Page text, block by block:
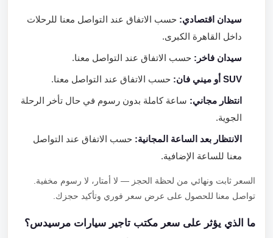
سيدان اقتصادي:حسب الاتفاق عند التواصل معنا للرحلات
داخل القاهرة الكبرى.
سيدان فاخر:حسب الاتفاق عند التواصل معنا.
SUV أو ميني فان: حسب الاتفاق عند التواصل معنا.
انتظار مجاني:ساعة كاملة بدون رسوم في حال تأخر الرحلة
الجوية.
الانتظار بعد الساعة المجانية:حسب الاتفاق عند التواصل
معنا للساعة الإضافية.
السعر ثابت ونهائي من لحظة الحجز — لا أمتار، لا رسوم مخفية.
تواصل معنا للحصول على عرض سعر فوري وتأكيد حجزك.
ما الذي يؤثر على سعر مكتب تاجير سيارات مرسيدس؟